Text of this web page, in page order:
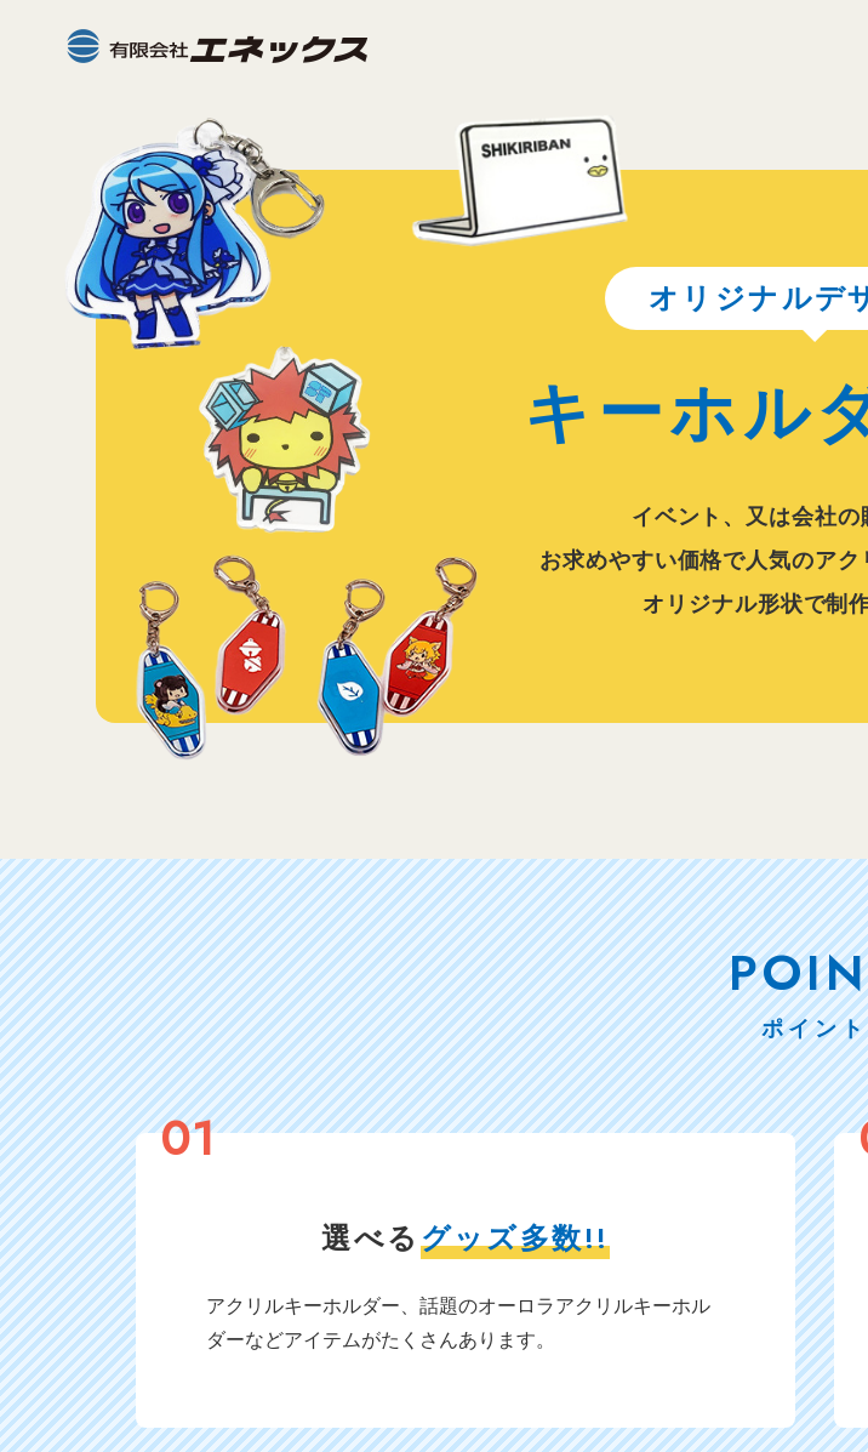
オリジナルデ
キーホル
イベント、又は会社の
お求めやすい価格で人気のア
オリジナル形状で制
ポイント
01
選べるグッズ多数!!
アクリルキーホルダー、話題のオーロラアクリルキーホル
ダーなどアイテムがたくさんあります。